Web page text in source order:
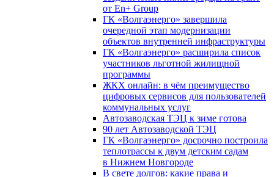
от En+ Group
ГК «Волгаэнерго» завершила
очередной этап модернизации
объектов внутренней инфраструктуры
ГК «Волгаэнерго» расширила список
участников льготной жилищной
программы
ЖКХ онлайн: в чём преимущество
цифровых сервисов для пользователей
коммунальных услуг
Автозаводская ТЭЦ к зиме готова
90 лет Автозаводской ТЭЦ
ГК «Волгаэнерго» досрочно построила
теплотрассы к двум детским садам
в Нижнем Новгороде
В свете долгов: какие права и